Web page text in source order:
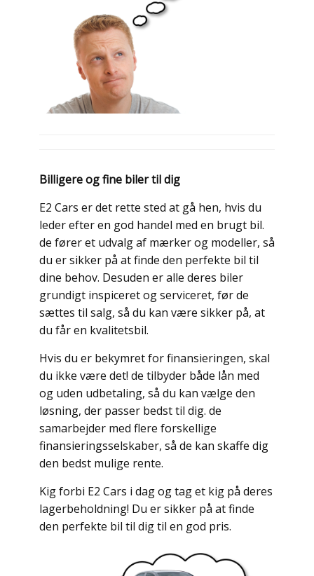
Billigere og fine biler til dig
E2 Cars er det rette sted at gå hen, hvis du
leder efter en god handel med en brugt bil.
de fører et udvalg af mærker og modeller, så
du er sikker på at finde den perfekte bil til
dine behov. Desuden er alle deres biler
grundigt inspiceret og serviceret, før de
sættes til salg, så du kan være sikker på, at
du får en kvalitetsbil.
Hvis du er bekymret for finansieringen, skal
du ikke være det! de tilbyder både lån med
og uden udbetaling, så du kan vælge den
løsning, der passer bedst til dig. de
samarbejder med flere forskellige
finansieringsselskaber, så de kan skaffe dig
den bedst mulige rente.
Kig forbi E2 Cars i dag og tag et kig på deres
lagerbeholdning! Du er sikker på at finde
den perfekte bil til dig til en god pris.